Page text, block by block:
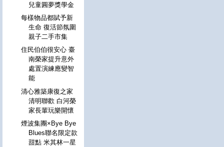
兒童圓夢獎學金
每樣物品都賦予新
生命 復活節氛圍
親子二手市集
住民伯伯很安心 臺
南榮家提升意外
處置演練應變智
能
清心雅築康復之家
清明聯歡 白河榮
家長輩玩樂開懷
煙波集團×Bye Bye
Blues聯名限定款
甜點 米其林一星